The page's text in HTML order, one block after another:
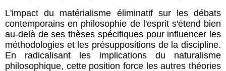
L'impact du matérialisme éliminatif sur les débats
contemporains en philosophie de l'esprit s'étend bien
au-delà de ses thèses spécifiques pour influencer les
méthodologies et les présuppositions de la discipline.
En radicalisant les implications du naturalisme
philosophique, cette position force les autres théories